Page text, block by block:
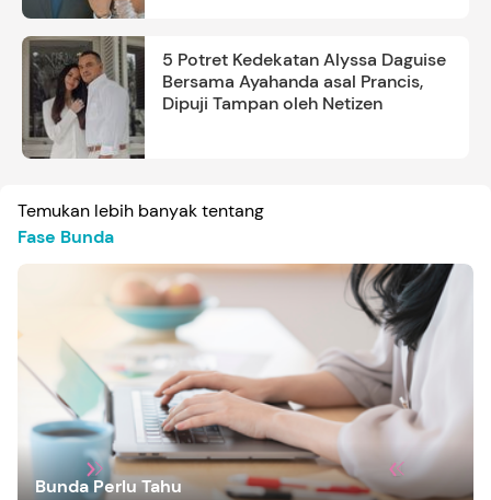
5 Potret Kedekatan Alyssa Daguise
Bersama Ayahanda asal Prancis,
Dipuji Tampan oleh Netizen
Temukan lebih banyak tentang
Fase Bunda
Bunda Perlu Tahu